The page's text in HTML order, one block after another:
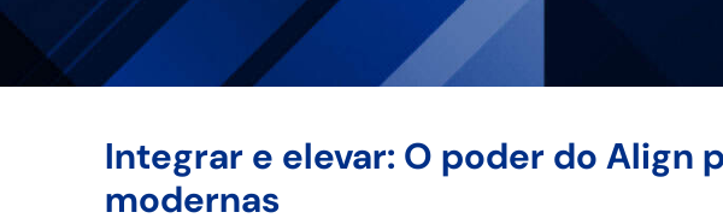
Integrar e elevar: O poder do Align
modernas